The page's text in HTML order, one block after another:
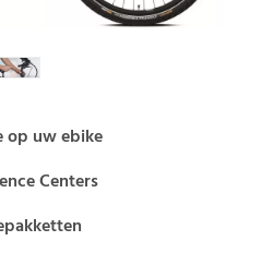
op uw ebike
Centers